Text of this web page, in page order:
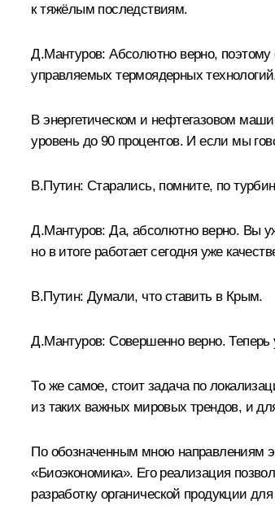
к тяжёлым последствиям.
Д.Мантуров: Абсолютно верно, поэтому
управляемых термоядерных
В энергетическом и нефтегазовом
уровень до 90 процентов. И если мы
В.Путин: Старались, помните, по
Д.Мантуров: Да, абсолютно верно. Вы
но в итоге работает сегодня уже
В.Путин: Думали, что ставить в Крым.
Д.Мантуров: Совершенно верно. Теперь
То же самое, стоит задача по
из таких важных мировых трендов, и
По обозначенным мною направлениям
«Биоэкономика». Его реализация
разработку органической продукции